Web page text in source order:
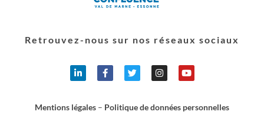
Retrouvez-nous sur nos réseaux sociaux
Mentions légales – Politique de données personnelles